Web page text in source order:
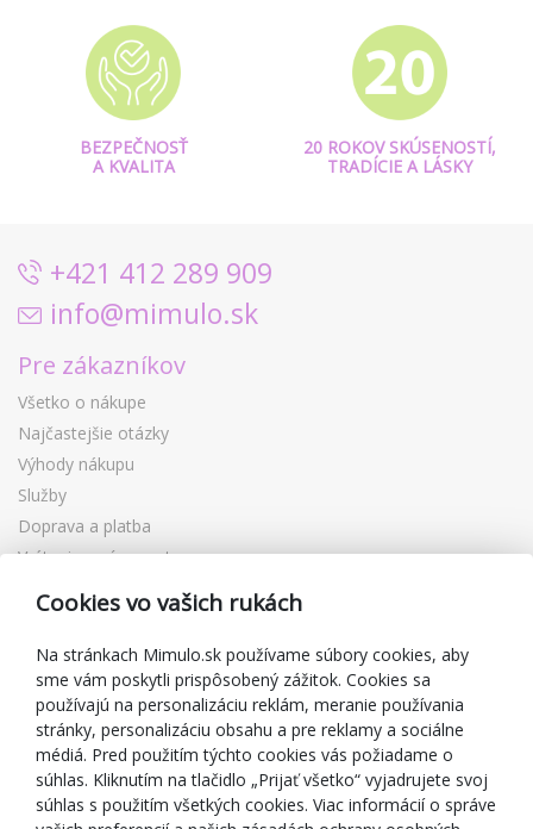
BEZPEČNOSŤ
A KVALITA
20 ROKOV SKÚSENOSTÍ,
TRADÍCIE A LÁSKY
+421 412 289 909
info@mimulo.sk
Pre zákazníkov
Všetko o nákupe
Najčastejšie otázky
Výhody nákupu
Služby
Doprava a platba
Vrátenie a výmena tovaru
Reklamácia
Darčekové poukážky
Zľavové kupóny
Blog
O predajcovi
Mimulo.sk
Obchodné podmienky
Cookies vo vašich rukách
Na stránkach Mimulo.sk používame súbory cookies, aby
sme vám poskytli prispôsobený zážitok. Cookies sa
používajú na personalizáciu reklám, meranie používania
stránky, personalizáciu obsahu a pre reklamy a sociálne
médiá. Pred použitím týchto cookies vás požiadame o
súhlas. Kliknutím na tlačidlo „Prijať všetko“ vyjadrujete svoj
súhlas s použitím všetkých cookies. Viac informácií o správe